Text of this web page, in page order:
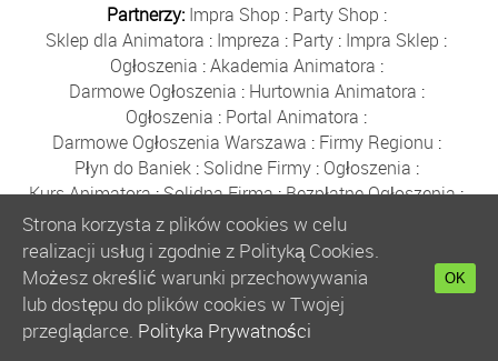
Partnerzy: Impra Shop : Party Shop :
Sklep dla Animatora : Impreza : Party : Impra Sklep :
Ogłoszenia :Akademia Animatora :
Darmowe Ogłoszenia : Hurtownia Animatora :
Ogłoszenia : Portal Animatora :
Darmowe Ogłoszenia Warszawa : Firmy Regionu :
Płyn do Baniek: Solidne Firmy: Ogłoszenia :
Kurs Animatora:Solidna Firma:Bezpłatne Ogłoszenia:
Animator Czasu Wolnego:
Bezpłatne Ogłoszenia Warszawa:sklep animatora
Bańki Mydlane:Bezpłatne Ogłoszenia
Szkolenie Animatorów:Kurs Animatora
:
Kurs Animatora Warszawa :Rumia
Kurs Animatora Poznań:
Strona korzysta z plików cookies w celu
realizacji usług i zgodnie z Polityką Cookies.
Możesz określić warunki przechowywania
lub dostępu do plików cookies w Twojej
przeglądarce. Polityka Prywatności
OK